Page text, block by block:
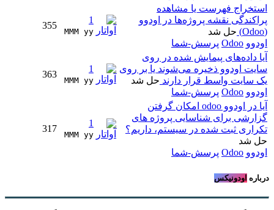
استخراج فهرست یا مشاهده
پراکندگی نقشه پروژه‌ها در اودوو
(Odoo)
حل شد
اودوو Odoo پرسش-شما
1
MMM yy
355
آیا داده‌های پیمایش شده در روی
سایت اودوو ذخیره می‌شوند یا بر روی
یک سایت واسط قرار دارند حل شد
اودوو Odoo پرسش-شما
1
MMM yy
363
آیا در اودوو odoo امکان گرفتن
گزارشی برای شناسایی پروژه های
تکراری ثبت شده در سیستم، داریم؟
حل شد
اودوو Odoo پرسش-شما
1
MMM yy
317
درباره اودونیکس